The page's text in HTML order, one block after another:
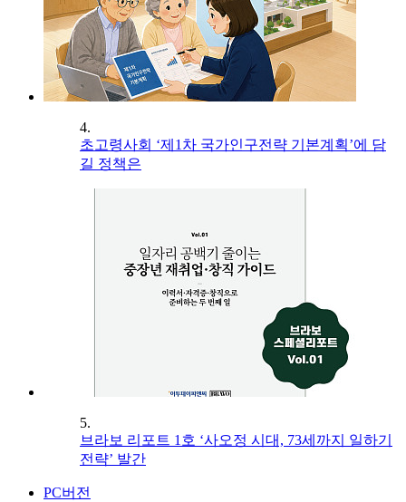
4.
초고령사회 ‘제1차 국가인구전략 기본계획’에 담
길 정책은
5.
브라보 리포트 1호 ‘사오정 시대, 73세까지 일하기
전략’ 발간
PC버전